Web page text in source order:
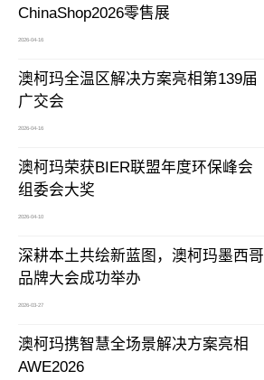
ChinaShop2026零售展
2026-04-16
澳柯玛全温区解决方案亮相第139届
广交会
2026-04-16
澳柯玛荣获BIER联盟年度环保峰会
组委会大奖
2026-04-10
深耕本土共绘新蓝图，澳柯玛墨西哥
品牌大会成功举办
2026-03-27
澳柯玛携智慧全场景解决方案亮相
AWE2026